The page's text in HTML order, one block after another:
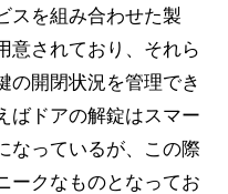
スを組み合わせた製
意されており、それら
の開閉状況を管理でき
ばドアの解錠はスマー
なっているが、この際
ークなものとなってお